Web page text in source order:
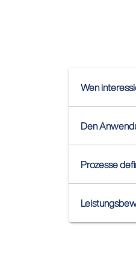
Wen
Den
Prozesse